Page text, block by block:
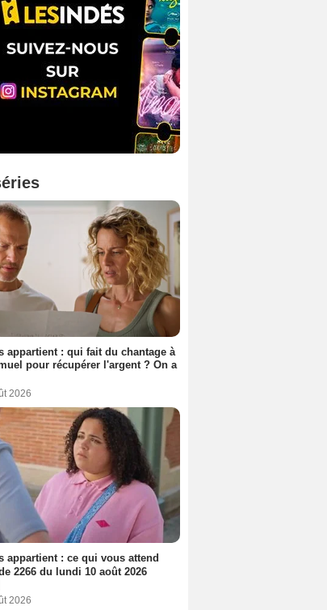
appartient : qui fait du chantage à
pour récupérer l'argent ? On a
2026
appartient : ce qui vous attend
2266 du lundi 10 août 2026
2026